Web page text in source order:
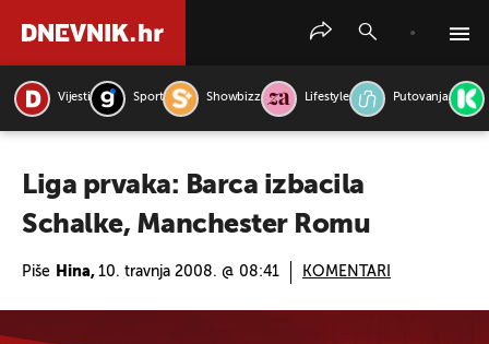
Vijesti Sport Showbizz Lifestyle Putovanja
Liga prvaka: Barca izbacila
Schalke, Manchester Romu
Piše Hina, 10. travnja 2008. @ 08:41 KOMENTARI
PRETRAŽITE VIJESTI